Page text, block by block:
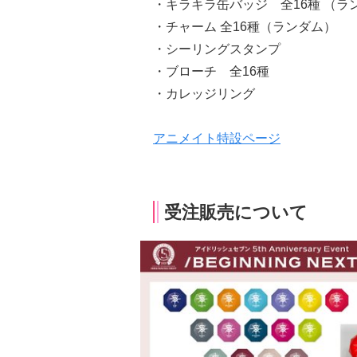
・キラキラ缶バッジ 全16種 （ラ
・チャーム 全16種（ランダム）
・シーリングスタンプ
・ブローチ 全16種
・カレッジリング
アニメイト特設ページ
受注販売について